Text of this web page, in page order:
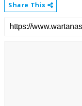
Share This